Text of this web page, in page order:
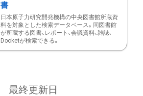
書
日本原子力研究開発機構の中央図書館所蔵資
料を対象とした検索データベース。同図書館
が所蔵する図書、レポート、会議資料、雑誌、
Docketが検索できる。
最終更新日